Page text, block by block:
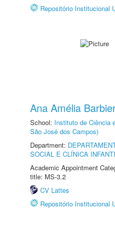
Repositório Institucional
Ana Amélia
School: Instituto de Ciência
São José dos Campos)
Department:
SOCIAL E CLÍNICA
Academic Appointment
title: MS-3.2
CV Lattes
Repositório Institucional